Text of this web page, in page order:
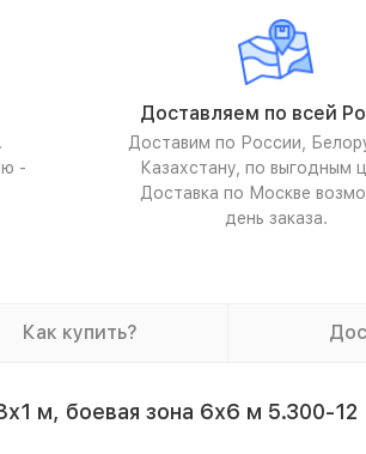
-
Доставляем по всей
Доставим по России,
Казахстану, по выгодным
Доставка по Москве
день заказа.
Как купить?
м, боевая зона 6х6 м 5.300-12